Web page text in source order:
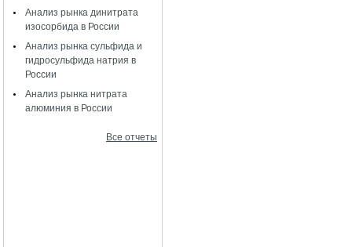
Анализ рынка динитрата
изосорбида в России
Анализ рынка сульфида и
гидросульфида натрия в
России
Анализ рынка нитрата
алюминия в России
Все отчеты